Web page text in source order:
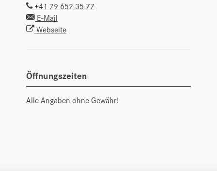
+41 79 652 35 77
E-Mail
Webseite
Öffnungszeiten
Alle Angaben ohne Gewähr!